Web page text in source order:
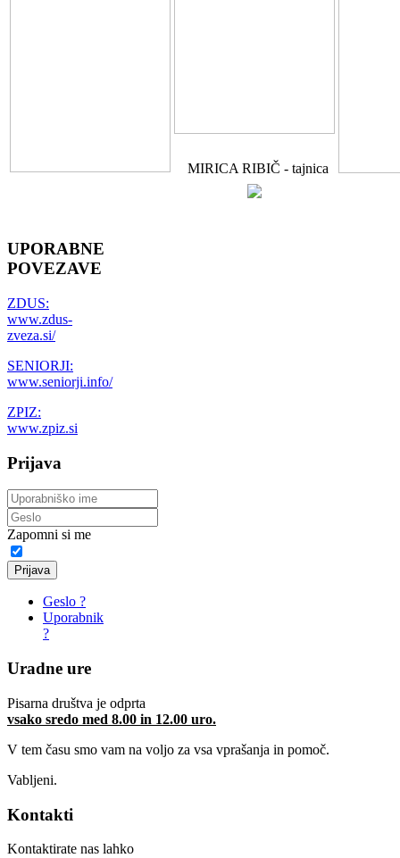
MIRICA RIBIČ - tajnica
UPORABNE
POVEZAVE
ZDUS:
www.zdus-
zveza.si/
SENIORJI:
www.seniorji.info/
ZPIZ:
www.zpiz.si
Prijava
Zapomni si me
Prijava
Geslo ?
Uporabnik
?
Uradne ure
Pisarna društva je odprta
vsako sredo med 8.00 in 12.00 uro.
V tem času smo vam na voljo za vsa vprašanja in pomoč.
Vabljeni.
Kontakti
Kontaktirate nas lahko